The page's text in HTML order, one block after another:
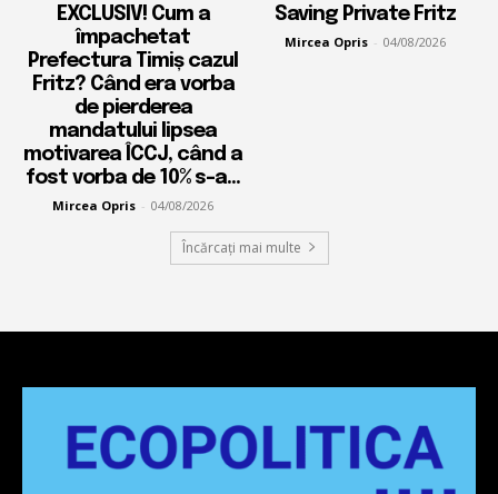
EXCLUSIV! Cum a
împachetat
Prefectura Timiș cazul
Fritz? Când era vorba
de pierderea
mandatului lipsea
motivarea ÎCCJ, când a
fost vorba de 10% s-a...
Mircea Opris - 04/08/2026
Saving Private Fritz
Mircea Opris - 04/08/2026
Încărcați mai multe